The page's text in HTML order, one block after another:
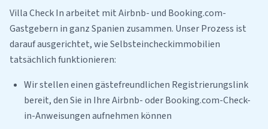
Villa Check In arbeitet mit Airbnb- und Booking.com-
Gastgebern in ganz Spanien zusammen. Unser Prozess ist
darauf ausgerichtet, wie Selbsteincheckimmobilien
tatsächlich funktionieren:
Wir stellen einen gästefreundlichen Registrierungslink
bereit, den Sie in Ihre Airbnb- oder Booking.com-Check-
in-Anweisungen aufnehmen können